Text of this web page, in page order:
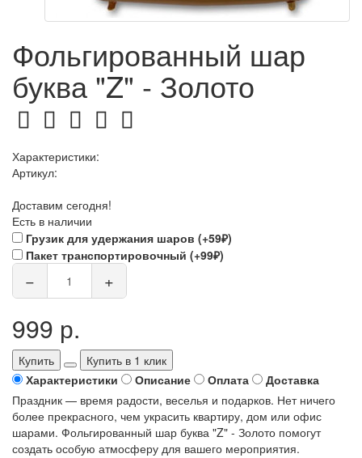
Фольгированный шар
буква "Z" - Золото
Характеристики:
Артикул:
Доставим сегодня!
Есть в наличии
Грузик для удержания шаров (+59₽)
Пакет транспортировочный (+99₽)
− +
999 р.
Купить
Купить в 1 клик
Характеристики
Описание Оплата
Доставка
Праздник — время радости, веселья и подарков. Нет ничего
более прекрасного, чем украсить квартиру, дом или офис
шарами. Фольгированный шар буква "Z" - Золото помогут
создать особую атмосферу для вашего мероприятия.